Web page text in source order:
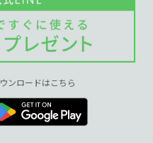
ンロードはこちら